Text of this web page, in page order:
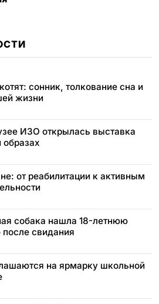
сонник, толкование сна и
жизни
ИЗО открылась выставка
от реабилитации к активным
собака нашла 18-летнюю
свидания
на ярмарку школьной